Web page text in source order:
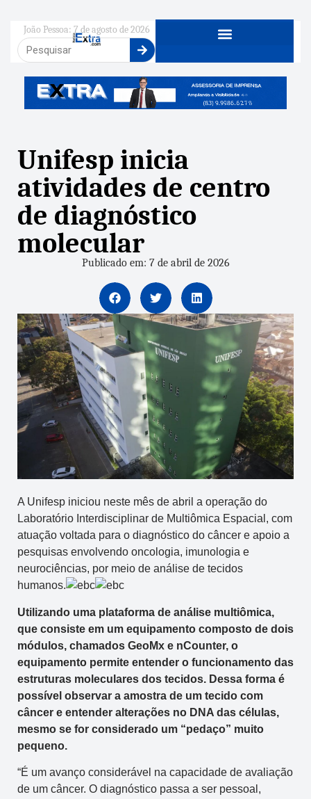
João Pessoa: 7 de agosto de 2026
Unifesp inicia
atividades de centro
de diagnóstico
molecular
Publicado em: 7 de abril de 2026
A Unifesp iniciou neste mês de abril a operação do
Laboratório Interdisciplinar de Multiômica Espacial, com
atuação voltada para o diagnóstico do câncer e apoio a
pesquisas envolvendo oncologia, imunologia e
neurociências, por meio de análise de tecidos
humanos.
Utilizando uma plataforma de análise multiômica,
que consiste em um equipamento composto de dois
módulos, chamados GeoMx e nCounter, o
equipamento permite entender o funcionamento das
estruturas moleculares dos tecidos. Dessa forma é
possível observar a amostra de um tecido com
câncer e entender alterações no DNA das células,
mesmo se for considerado um “pedaço” muito
pequeno.
“É um avanço considerável na capacidade de avaliação
de um câncer. O diagnóstico passa a ser pessoal,